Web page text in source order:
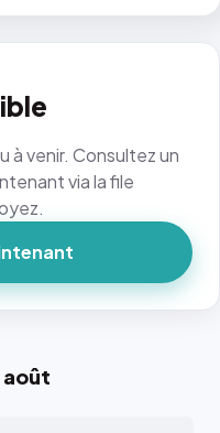
août
à venir. Consultez un
via la file